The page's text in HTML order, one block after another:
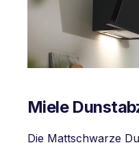
Miele
Die Mattschwarze